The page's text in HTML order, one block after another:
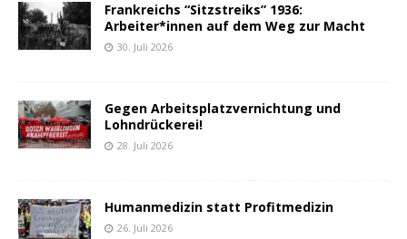
Frankreichs “Sitzstreiks” 1936:
Arbeiter*innen auf dem Weg zur Macht
30. Juli 2026
Gegen Arbeitsplatzvernichtung und
Lohndrückerei!
28. Juli 2026
Humanmedizin statt Profitmedizin
26. Juli 2026